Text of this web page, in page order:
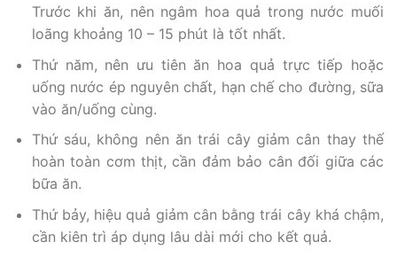
Trước khi ăn, nên ngâm hoa quả trong nước muối
loãng khoảng 10 – 15 phút là tốt nhất.
Thứ năm, nên ưu tiên ăn hoa quả trực tiếp hoặc
uống nước ép nguyên chất, hạn chế cho đường, sữa
vào ăn/uống cùng.
Thứ sáu, không nên ăn trái cây giảm cân thay thế
hoàn toàn cơm thịt, cần đảm bảo cân đối giữa các
bữa ăn.
Thứ bảy, hiệu quả giảm cân bằng trái cây khá chậm,
cần kiên trì áp dụng lâu dài mới cho kết quả.